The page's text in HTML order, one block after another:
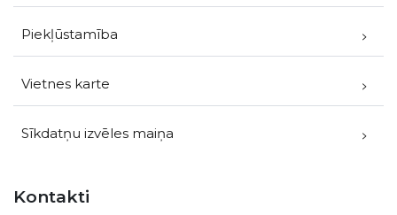
Piekļūstamība
Vietnes karte
Sīkdatņu izvēles maiņa
Kontakti